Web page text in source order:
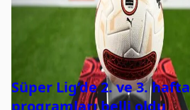
Süper Lig’de 2. ve 3. hafta
programları belli oldu